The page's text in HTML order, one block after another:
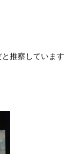
推察しています